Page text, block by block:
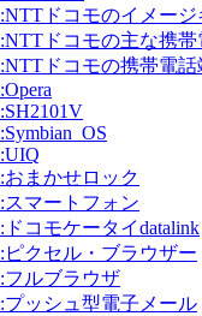
:NTTドコモのイメー
:NTTドコモの主な携
:NTTドコモの携帯電
:Opera
:SH2101V
:Symbian_OS
:UIQ
:おまかせロック
:スマートフォン
:ドコモケータイdatalink
:ピクセル・ブラウザー
:フルブラウザ
:プッシュ型電子メール